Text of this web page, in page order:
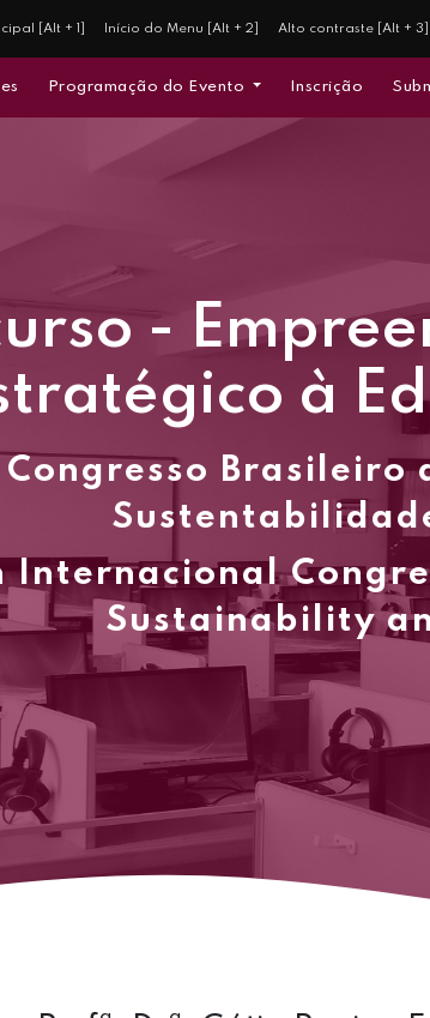
[Alt + 1] Início do Menu [Alt + 2] Alto contraste [Alt + 3]
Programação do Evento Inscrição
-
à
Congresso Brasileiro
Internacional
Sustainability